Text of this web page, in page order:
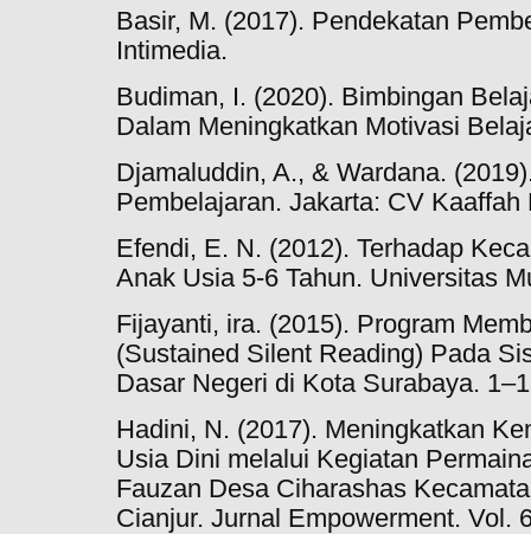
Basir, M. (2017). Pendekatan
Intimedia.
Budiman, I. (2020). Bimbingan
Dalam Meningkatkan Motivasi
Djamaluddin, A., & Wardana.
Pembelajaran. Jakarta: CV Kaaffah
Efendi, E. N. (2012). Terhadap
Anak Usia 5-6 Tahun. Universitas
Fijayanti, ira. (2015). Program
(Sustained Silent Reading) Pada
Dasar Negeri di Kota Surabaya.
Hadini, N. (2017). Meningkatkan
Usia Dini melalui Kegiatan
Fauzan Desa Ciharashas
Cianjur. Jurnal Empowerment. Vol.